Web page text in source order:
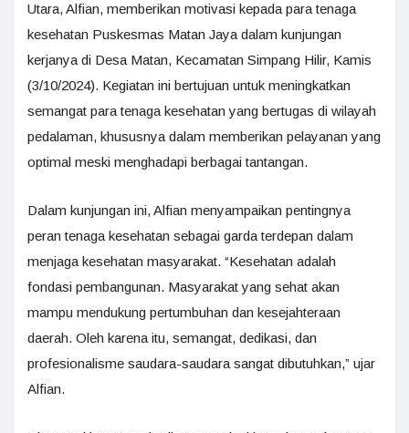
Utara, Alfian, memberikan motivasi kepada para tenaga
kesehatan Puskesmas Matan Jaya dalam kunjungan
kerjanya di Desa Matan, Kecamatan Simpang Hilir, Kamis
(3/10/2024). Kegiatan ini bertujuan untuk meningkatkan
semangat para tenaga kesehatan yang bertugas di wilayah
pedalaman, khususnya dalam memberikan pelayanan yang
optimal meski menghadapi berbagai tantangan.
Dalam kunjungan ini, Alfian menyampaikan pentingnya
peran tenaga kesehatan sebagai garda terdepan dalam
menjaga kesehatan masyarakat. “Kesehatan adalah
fondasi pembangunan. Masyarakat yang sehat akan
mampu mendukung pertumbuhan dan kesejahteraan
daerah. Oleh karena itu, semangat, dedikasi, dan
profesionalisme saudara-saudara sangat dibutuhkan,” ujar
Alfian.